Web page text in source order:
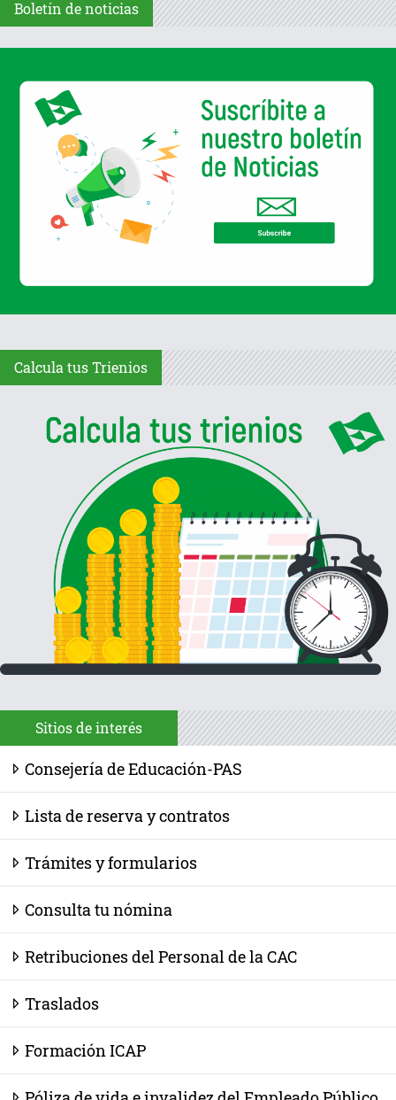
Boletín de noticias
Calcula tus Trienios
Sitios de interés
Consejería de Educación-PAS
Lista de reserva y contratos
Trámites y formularios
Consulta tu nómina
Retribuciones del Personal de la CAC
Traslados
Formación ICAP